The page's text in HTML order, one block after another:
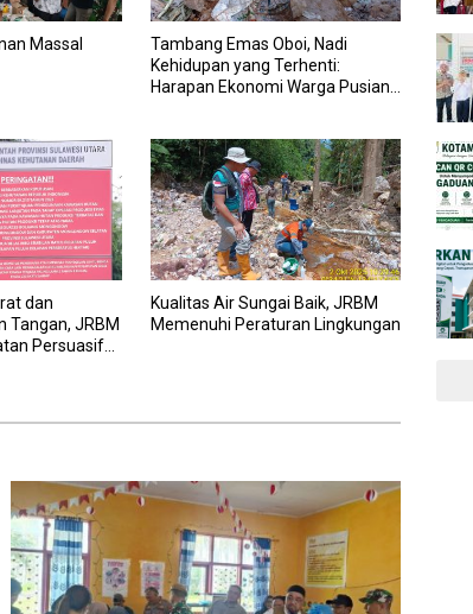
Massal
Tambang Emas Oboi, Nadi
Kehidupan yang Terhenti:
Harapan Ekonomi Warga Pusian
dan
Tangan, JRBM
Persuasif
Kualitas Air Sungai Baik, JRBM
Memenuhi Peraturan Lingkungan